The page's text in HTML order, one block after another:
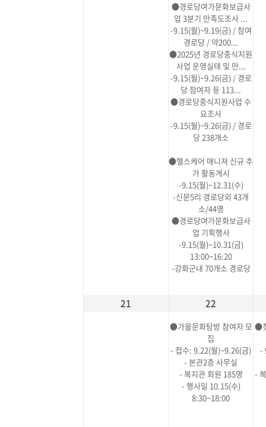
●경로당여가문화보급사
업 3분기 만족도조사 ...
-9.15(월)~9.19(금) / 참여
경로당 / 약200...
●2025년 경로당중식지원
사업 운영실태 및 만...
-9.15(월)~9.26(금) / 경로
당 참여자 등 113...
●경로당중식지원사업 수
요조사
-9.15(월)~9.26(금) / 경로
당 238개소
●헬스케어 매니져 신규 추
가 활동게시
-9.15(월)~12.31(수)
-신문5리 경로당외 43개
소/44명
●경로당여가문화보급사
업 기획행사
-9.15(월)~10.31(금)
13:00~16:20
-강화군내 70개소 경로당
21 22
●가을문화탐방 참여자 모
집
- 접수: 9.22(월)~9.26(금)
- 본관2층 사무실
- 복지관 회원 185명
- 행사일 10.15(수)
8:30~18:00
●
-
-